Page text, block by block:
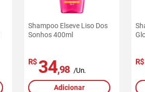
Shampoo Elseve Liso Dos
Sonhos 400ml
R$ 34,98 /Un.
Adicionar
R$